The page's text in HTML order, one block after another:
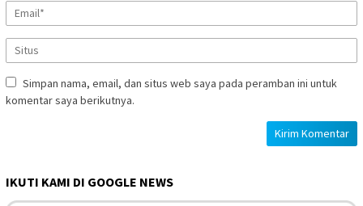
Simpan nama, email, dan situs web saya pada peramban ini untuk
komentar saya berikutnya.
IKUTI KAMI DI GOOGLE NEWS